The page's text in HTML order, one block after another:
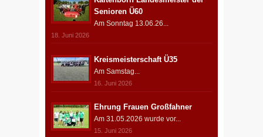
Senioren Ü60
Am Sonntag 13.06.26...
18. Juni 2026
Kreismeisterschaft Ü35
Am Samstag...
16. Juni 2026
Ehrung Frauen Großfahner
Am 31.05.2026 wurde vor...
15. Juni 2026